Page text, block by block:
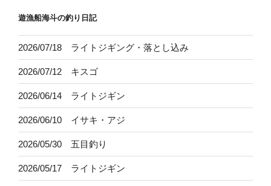
遊漁船海斗の釣り日記
2026/07/18 ライトジギング・落とし込み
2026/07/12 キスゴ
2026/06/14 ライトジギン
2026/06/10 イサキ・アジ
2026/05/30 五目釣り
2026/05/17 ライトジギン